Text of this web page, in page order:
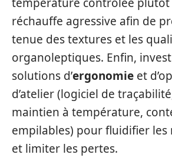
réchauffe agressive afin de
tenue des textures et les
organoleptiques. Enfin,
solutions d’ergonomie et
d’atelier (logiciel de
maintien à température,
empilables) pour fluidifier les
et limiter les pertes.